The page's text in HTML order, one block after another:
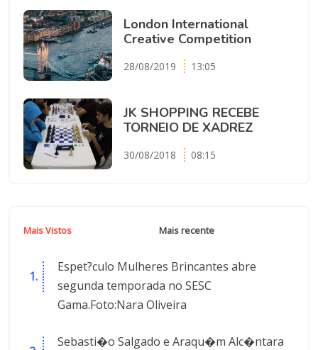
London International
Creative Competition
28/08/2019 13:05
JK SHOPPING RECEBE
TORNEIO DE XADREZ
30/08/2018 08:15
Mais Vistos Mais recente
Espet?culo Mulheres Brincantes abre
segunda temporada no SESC
Gama.Foto:Nara Oliveira
Sebasti�o Salgado e Araqu�m Alc�ntara